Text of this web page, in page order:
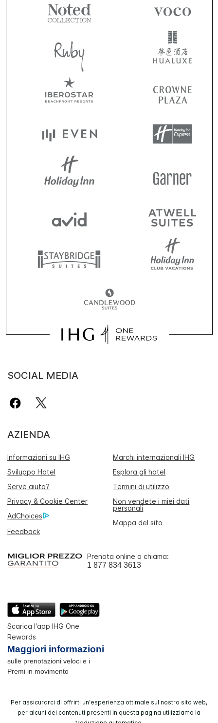
SOCIAL MEDIA
AZIENDA
Informazioni su IHG
Marchi internazionali IHG
Sviluppo Hotel
Esplora gli hotel
Serve aiuto?
Termini di utilizzo
Privacy & Cookie Center
Non vendete i miei dati
personali
AdChoices
Mappa del sito
Feedback
Prenota online o chiama:
1 877 834 3613
Scarica l'app IHG One
Rewards
Maggiori informazioni
sulle prenotazioni veloci e i
Premi in movimento
Per assicurarci di offrirti un'esperienza ottimale sul nostro sito web,
per alcuni dei contenuti presenti in questa pagina utilizziamo la